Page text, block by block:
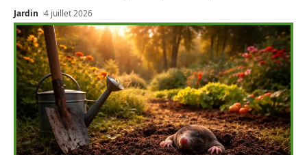
Jardin 4 juillet 2026